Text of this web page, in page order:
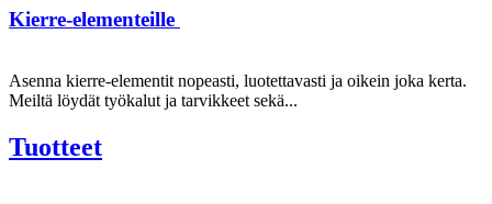
Kierre-elementeille
Asenna kierre-elementit nopeasti, luotettavasti ja oikein joka kerta.
Meiltä löydät työkalut ja tarvikkeet sekä...
Tuotteet